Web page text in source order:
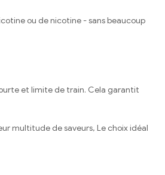
ou de nicotine - sans beaucoup
et limite de train. Cela garantit
multitude de saveurs, Le choix idéal